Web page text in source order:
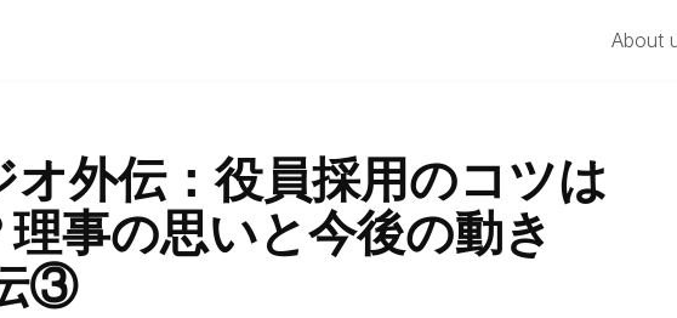
About
外伝：役員採用のコツは
事の思いと今後の動き
③